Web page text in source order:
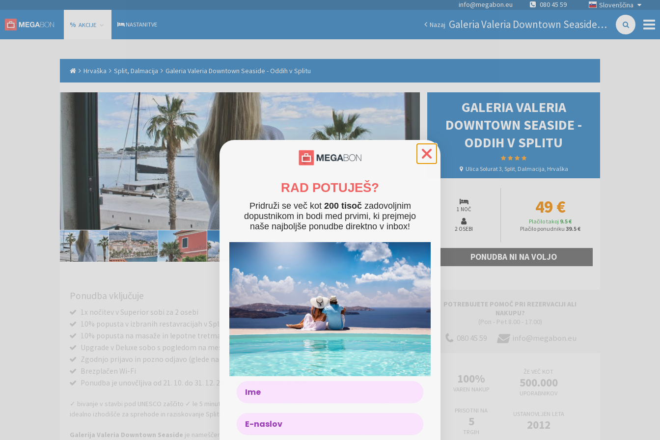
Slovenščina
info@megabon.eu 080 45 59
% AKCIJE NASTANITVE Nazaj Galeria Valeria Downtown Seaside - Oddih v Splitu
Hrvaška Split, Dalmacija Galeria Valeria Downtown Seaside - Oddih v Splitu
GALERIA VALERIA
DOWNTOWN SEASIDE -
ODDIH V SPLITU
Ulica Solurat 3, Split, Dalmacija, Hrvaška
1 NOČ
2 OSEBI
49 €
Plačilo takoj 9.5 €
Plačilo ponudniku 39.5 €
PONUDBA NI NA VOLJO
Ponudba vključuje
1x nočitev v Superior sobi za 2 osebi
10% popusta v izbranih restavracijah v Splitu
10% popusta na masaže in lepotne tretmaje
Upgrade v Deluxe sobo s pogledom na mestno pristanišče (glede na razpoložljivost)
Zgodnjo prijavo in pozno odjavo (glede na razpoložljivost)
Brezplačen Wi-Fi
Ponudba je unovčljiva od 21. 10. do 31. 12. 2025 in od 1. 1. do 31. 3. 2026
✓ bivanje v stavbi pod UNESCO zaščito ✓ le 5 minut od Dioklecijanove palače ✓ sodobno opremljene sobe ✓
idealno izhodišče za sprehode in raziskovanje Splita
Galerija Valeria Downtown Seaside je nameščena v stavbi pod zaščitom UNESCO-a, le 5 minut hoje od
POTREBUJETE POMOČ PRI REZERVACIJI ALI
NAKUPU?
(Pon - Pet 8.00 - 17.00)
080 45 59 info@megabon.eu
100%
VAREN NAKUP
ŽE VEČ KOT
500.000
UPORABNIKOV
PRISOTNI NA
5
TRGIH
USTANOVLJEN LETA
2012
RAD POTUJEŠ?
Pridruži se več kot 200 tisoč zadovoljnim
dopustnikom in bodi med prvimi, ki prejmejo
naše najboljše ponudbe direktno v inbox!
Name